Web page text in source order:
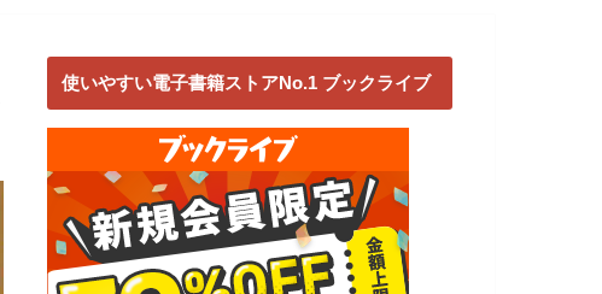
使いやすい電子書籍ストアNo.1 ブックライブ